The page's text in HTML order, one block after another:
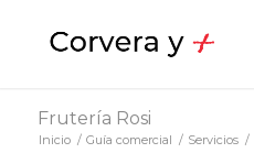
Frutería Rosi
Inicio / Guía comercial / Servicios /